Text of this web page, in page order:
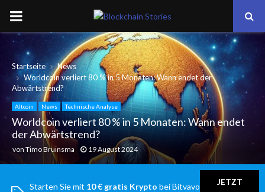
PRIMARY
MENU
Startseite
News
Worldcoin verliert 80 % in 5 Monaten: Wann endet der
Abwärtstrend?
Altcoin News Technische Analyse
Worldcoin verliert 80 % in 5 Monaten: Wann endet
der Abwärtstrend?
von Timo Bruinsma 19 August 2024
Starten Sie mit 10 € gratis Krypto bei Bitvavo
JETZT